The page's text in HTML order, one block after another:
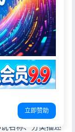
题，界面简洁大
过优化，非常强
名称、分类描述
立即赞助